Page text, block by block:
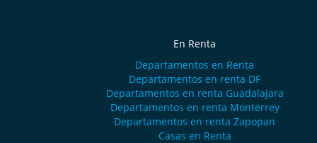
En Renta
Departamentos en Renta
Departamentos en renta DF
Departamentos en renta Guadalajara
Departamentos en renta Monterrey
Departamentos en renta Zapopan
Casas en Renta